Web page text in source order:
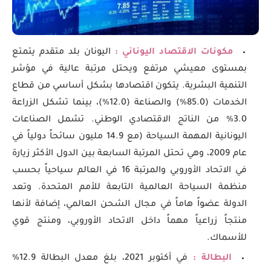
مكونات الاقتصاد اليوناني : اليونان بلد متقدم يتمتع
بمستوى معيشي مرتفع ويحتل مرتبة عالية في مؤشر
التنمية البشرية. يتكون اقتصادها بشكل أساسي من قطاع
الخدمات (85.0%) والصناعة (12.0%)، بينما تشكل الزراعة
3.0% من الناتج الاقتصادي الوطني. تشمل الصناعات
اليونانية المهمة السياحة (مع 14.9 مليون سائحاً دولياً في
عام 2009، وهي تحتل المرتبة السابعة بين الدول الأكثر زيارة
في الاتحاد الأوروبي والمرتبة 16 في العالم سياحياً بحسب
منظمة السياحة العالمية التابعة للأمم المتحدة. وتعد
الدولة عضواً هاماً في مجال الشحن العالمي، إضافة لأنها
منتجاً زراعياً مهماً داخل الاتحاد الأوروبي، ومنتج قوي
للأسماك.
البطالة :
في أكتوبر 2021، بلغ معدل البطالة 12.9%